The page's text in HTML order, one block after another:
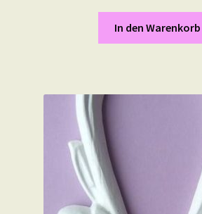
In den Warenkorb